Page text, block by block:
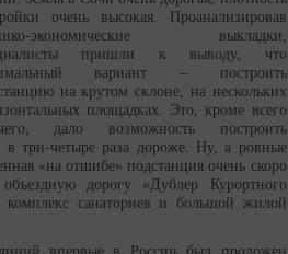
очень высокая. Проанализировав
экономические выкладки,
пришли к выводу, что
вариант – построить
на крутом склоне, на нескольких
площадках. Это, кроме всего
дало возможность построить
три-четыре раза дороже. Ну, а ровные
«на отшибе» подстанция очень скоро
дорогу «Дублер Курортного
санаториев и большой жилой